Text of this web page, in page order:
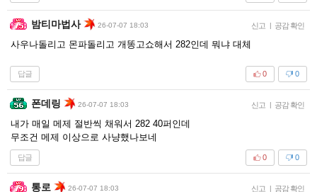
밤티마법사 26-07-07 18:03 신고 | 공감 확인
사우나돌리고 몬파돌리고 개똥고쇼해서 282인데 뭐냐 대체
답글 0
0
폰데링 26-07-07 18:03 신고 | 공감 확인
내가 매일 메제 절반씩 채워서 282 40퍼인데
무조건 메제 이상으로 사냥했나보네
답글 0
0
통로 26-07-07 18:03 신고 | 공감 확인